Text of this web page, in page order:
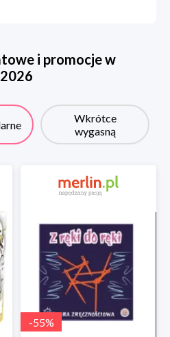
i promocje w
2026
Wkrótce
wygasną
-55%